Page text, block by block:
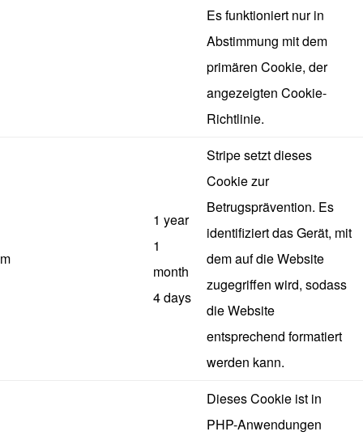
Es funktioniert nur in
Abstimmung mit dem
primären Cookie, der
angezeigten Cookie-
Richtlinie.
m
1 year
1
month
4 days
Stripe setzt dieses
Cookie zur
Betrugsprävention. Es
identifiziert das Gerät, mit
dem auf die Website
zugegriffen wird, sodass
die Website
entsprechend formatiert
werden kann.
Dieses Cookie ist in
PHP-Anwendungen